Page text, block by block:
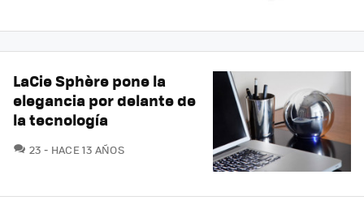
LaCie Sphère pone la
elegancia por delante de
la tecnología
23 COMENTARIOS
HACE 13 AÑOS